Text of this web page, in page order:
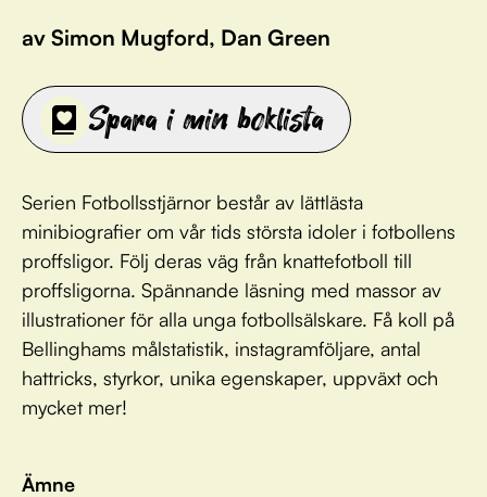
av Simon Mugford, Dan Green
Spara i min boklista
Serien Fotbollsstjärnor består av lättlästa
minibiografier om vår tids största idoler i fotbollens
proffsligor. Följ deras väg från knattefotboll till
proffsligorna. Spännande läsning med massor av
illustrationer för alla unga fotbollsälskare. Få koll på
Bellinghams målstatistik, instagramföljare, antal
hattricks, styrkor, unika egenskaper, uppväxt och
mycket mer!
Ämne